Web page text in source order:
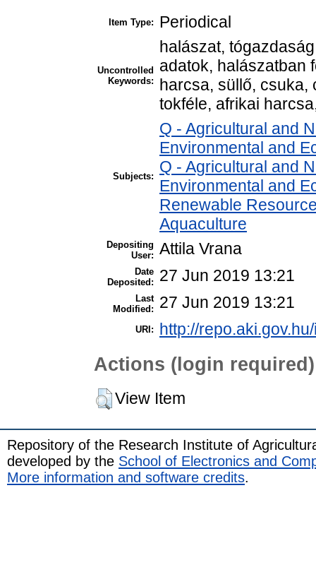
Item Type: Periodical
Uncontrolled
Keywords:
halászat,
adatok, halászatban
harcsa, süllő, csuka,
tokféle, afrikai
Subjects:
Q - Agricultural and
Environmental and
Q - Agricultural and
Environmental and
Renewable
Aquaculture
Depositing
User: Attila Vrana
Date
Deposited:
27 Jun 2019 13:21
Last
Modified:
27 Jun 2019 13:21
URI: http://
Actions (login required)
View Item
Repository of the Research Institute of
developed by the School of Electronics and
More information and software credits.